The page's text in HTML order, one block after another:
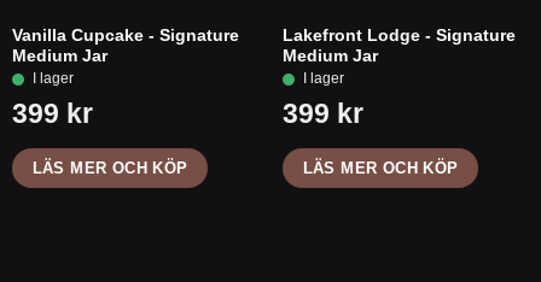
Vanilla Cupcake - Signature
Medium Jar
LÄS MER OCH KÖP
Lakefront Lodge - Signature
Medium Jar
LÄS MER OCH KÖP